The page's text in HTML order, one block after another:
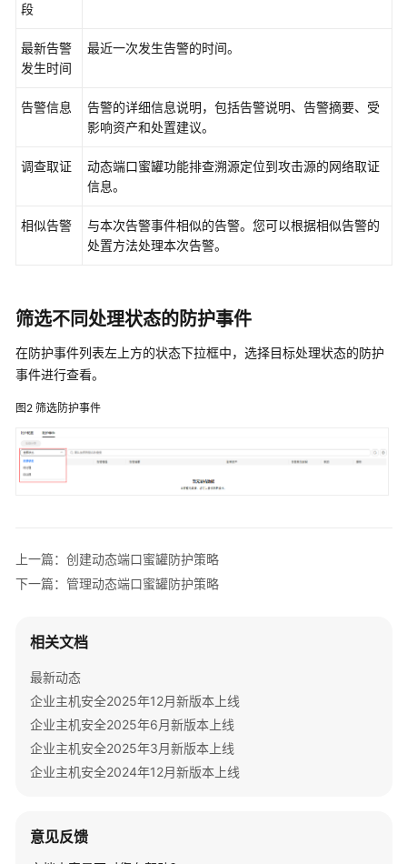
毒
查
端
罐
口
蜜
概
述
建
蜜
罐
策
查
看
并
处
防
段
最新告警
发生时间
最近一次发生告警的时间。
告警信息
告警的详细信息说明，包括告警说明、告警摘要、受
影响资产和处置建议。
调查取证
动态端口蜜罐功能排查溯源定位到攻击源的网络取证
信息。
相似告警
与本次告警事件相似的告警。您可以根据相似告警的
处置方法处理本次告警。
筛选不同处理状态的防护事件
在防护事件列表左上方的状态下拉框中，选择目标处理状态的防护
事件进行查看。
图2 筛选防护事件
上一篇：创建动态端口蜜罐防护策略
下一篇：管理动态端口蜜罐防护策略
相关文档
最新动态
企业主机安全2025年12月新版本上线
企业主机安全2025年6月新版本上线
企业主机安全2025年3月新版本上线
企业主机安全2024年12月新版本上线
意见反馈